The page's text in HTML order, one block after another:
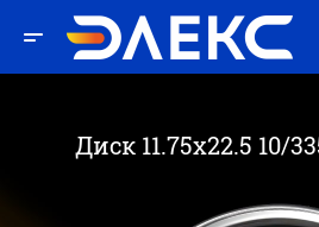
Диск 11.75x22.5 10/